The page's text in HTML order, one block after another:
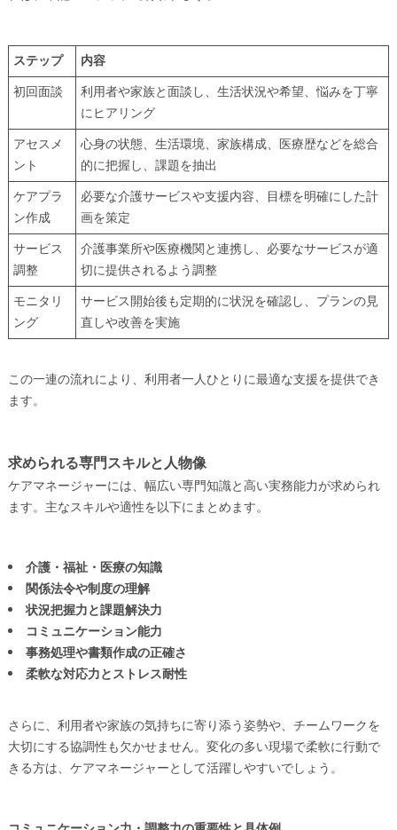
ステップ
内容
初回面談
利用者や家族と面談し、生活状況や希望、悩みを丁寧
にヒアリング
アセスメ
ント
心身の状態、生活環境、家族構成、医療歴などを総合
的に把握し、課題を抽出
ケアプラ
ン作成
必要な介護サービスや支援内容、目標を明確にした計
画を策定
サービス
調整
介護事業所や医療機関と連携し、必要なサービスが適
切に提供されるよう調整
モニタリ
ング
サービス開始後も定期的に状況を確認し、プランの見
直しや改善を実施
この一連の流れにより、利用者一人ひとりに最適な支援を提供でき
ます。
求められる専門スキルと人物像
ケアマネージャーには、幅広い専門知識と高い実務能力が求められ
ます。主なスキルや適性を以下にまとめます。
介護・福祉・医療の知識
関係法令や制度の理解
状況把握力と課題解決力
コミュニケーション能力
事務処理や書類作成の正確さ
柔軟な対応力とストレス耐性
さらに、利用者や家族の気持ちに寄り添う姿勢や、チームワークを
大切にする協調性も欠かせません。変化の多い現場で柔軟に行動で
きる方は、ケアマネージャーとして活躍しやすいでしょう。